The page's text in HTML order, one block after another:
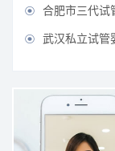
 合肥市三代试
 武汉私立试管